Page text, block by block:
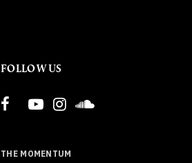
FOLLOW US
THE MOMENTUM